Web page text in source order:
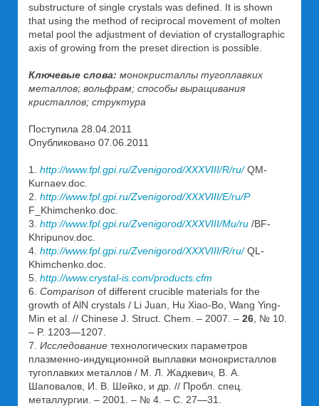
substructure of single crystals was defined. It is shown
that using the method of reciprocal movement of molten
metal pool the adjustment of deviation of crystallographic
axis of growing from the preset direction is possible.
Ключевые слова: монокристаллы тугоплавких
металлов; вольфрам; способы выращивания
кристаллов; структура
Поступила 28.04.2011
Опубликовано 07.06.2011
1. http://www.fpl.gpi.ru/Zvenigorod/XXXVIII/R/ru/QM-
Kurnaev.doc.
2. http://www.fpl.gpi.ru/Zvenigorod/XXXVIII/E/ru/P
F_Khimchenko.doc.
3. http://www.fpl.gpi.ru/Zvenigorod/XXXVIII/Mu/ru /BF-
Khripunov.doc.
4. http://www.fpl.gpi.ru/Zvenigorod/XXXVIII/R/ru/QL-
Khimchenko.doc.
5. http://www.crystal-is.com/products.cfm
6. Comparison of different crucible materials for the
growth of AlN сrystals / Li Juan, Hu Xiao-Bo, Wang Ying-
Min et al. // Chinese J. Struct. Chem. – 2007. – 26 , № 10.
– P. 1203—1207.
7. Исследование технологических параметров
плазменно-индукционной выплавки монокристаллов
тугоплавких металлов / М. Л. Жадкевич, В. А.
Шаповалов, И. В. Шейко, и др. // Пробл. спец.
металлургии. – 2001. – № 4. – С. 27—31.